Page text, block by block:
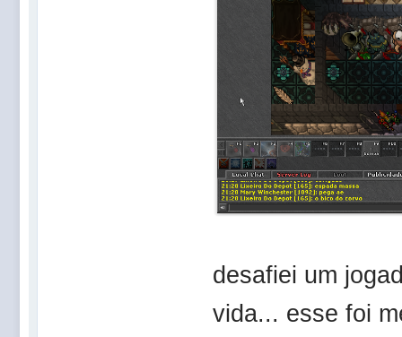
desafiei um
vida... esse foi